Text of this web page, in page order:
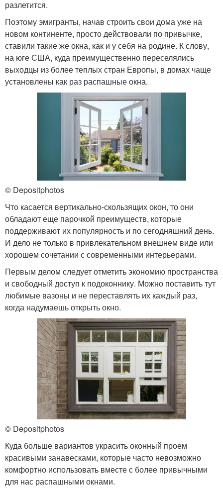
разлетится.
Поэтому эмигранты, начав строить свои дома уже на
новом континенте, просто действовали по привычке,
ставили такие же окна, как и у себя на родине. К слову,
на юге США, куда преимущественно переселялись
выходцы из более теплых стран Европы, в домах чаще
установлены как раз распашные окна.
© Depositphotos
Что касается вертикально-скользящих окон, то они
обладают еще парочкой преимуществ, которые
поддерживают их популярность и по сегодняшний день.
И дело не только в привлекательном внешнем виде или
хорошем сочетании с современными интерьерами.
Первым делом следует отметить экономию пространства
и свободный доступ к подоконнику. Можно поставить тут
любимые вазоны и не переставлять их каждый раз,
когда надумаешь открыть окно.
© Depositphotos
Куда больше вариантов украсить оконный проем
красивыми занавесками, которые часто невозможно
комфортно использовать вместе с более привычными
для нас распашными окнами.